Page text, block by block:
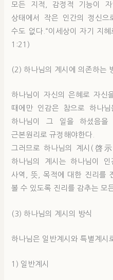
모든 지적, 감정적 기능이
상태에서 작은 인간의 정신
수도 없다.“이세상이 자기 지
1:21)
(2) 하나님의 계시에 의존하는
하나님이 자신의 은혜로 자신
때에만 인감은 참으로 하나
하나님이 그 일을 하셨음을
근본원리로 규정해야한다.
그러므로 하나님의 계시(啓
하나님의 계시는 하나님이
사역, 뜻, 목적에 대한 진리를
볼 수 있도록 진리를 감추는 모
(3) 하나님의 계시의 방식
하나님은 일반계시와 특별계시
1) 일반계시